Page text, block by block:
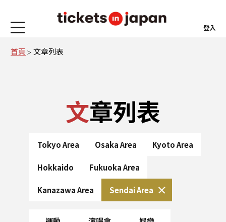
登入
首頁 文章列表
文章列表
Tokyo Area Osaka Area Kyoto Area
Hokkaido Fukuoka Area
Kanazawa Area Sendai Area